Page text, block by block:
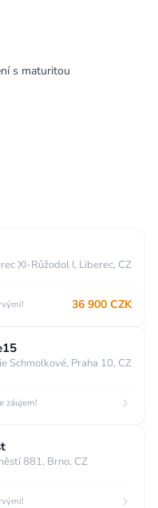
s maturitou
XI-Růžodol I, Liberec, CZ
36 900 CZK
Schmolkové, Praha 10, CZ
záujem!
881, Brno, CZ